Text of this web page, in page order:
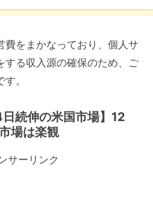
費をまかなっており、個人サ
する収入源の確保のため、ご
。
日続伸の米国市場】12
場は楽観
サーリンク